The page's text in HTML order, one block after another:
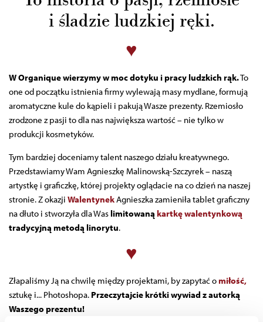
i śladzie ludzkiej ręki.
♥
W Organique wierzymy w moc dotyku i pracy ludzkich rąk.To
one od początku istnienia firmy wylewają masy mydlane, formują
aromatyczne kule do kąpieli i pakują Wasze prezenty. Rzemiosło
zrodzone z pasji to dla nas największa wartość – nie tylko w
produkcji kosmetyków.
Tym bardziej doceniamy talent naszego działu kreatywnego.
Przedstawiamy Wam Agnieszkę Malinowską-Szczyrek – naszą
artystkę i graficzkę, której projekty oglądacie na co dzień na naszej
stronie. Z okazji WalentynekAgnieszka zamieniła tablet graficzny
na dłuto i stworzyła dla Was limitowaną kartkę walentynkową
tradycyjną metodą linorytu.
♥
Złapaliśmy Ją na chwilę między projektami, by zapytać omiłość,
sztukę i... Photoshopa. Przeczytajcie krótki wywiad z autorką
Waszego prezentu!